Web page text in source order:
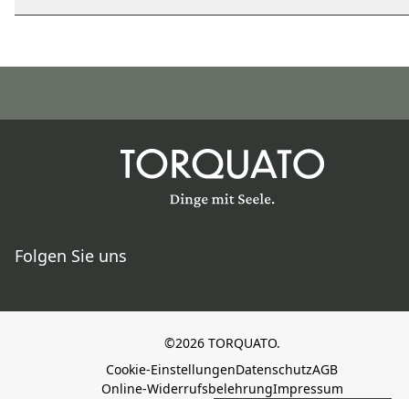
Folgen Sie uns
©2026 TORQUATO.
Cookie-EinstellungenDatenschutzAGB
Online-WiderrufsbelehrungImpressum